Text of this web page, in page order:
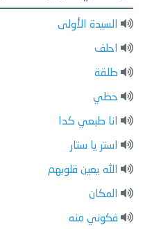
السيدة الأولى
احلف
طلقة
حظي
انا طبعي كدا
استر يا ستار
الله يعين قلوبهم
المكان
فكوني منه